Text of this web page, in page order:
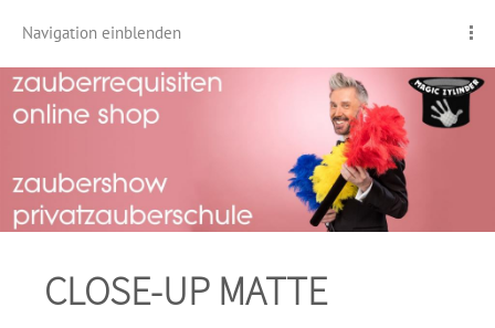
Navigation einblenden
CLOSE-UP MATTE